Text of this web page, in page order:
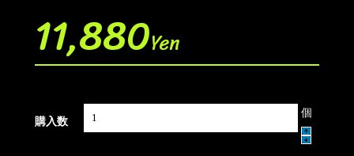
11,880Yen
購入数
個